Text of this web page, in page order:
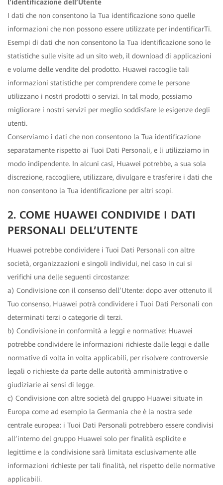
l’identificazione dell’Utente
I dati che non consentono la Tua identificazione sono quelle
informazioni che non possono essere utilizzate per indentificarTi.
Esempi di dati che non consentono la Tua identificazione sono le
statistiche sulle visite ad un sito web, il download di applicazioni
e volume delle vendite del prodotto. Huawei raccoglie tali
informazioni statistiche per comprendere come le persone
utilizzano i nostri prodotti o servizi. In tal modo, possiamo
migliorare i nostri servizi per meglio soddisfare le esigenze degli
utenti.
Conserviamo i dati che non consentono la Tua identificazione
separatamente rispetto ai Tuoi Dati Personali, e li utilizziamo in
modo indipendente. In alcuni casi, Huawei potrebbe, a sua sola
discrezione, raccogliere, utilizzare, divulgare e trasferire i dati che
non consentono la Tua identificazione per altri scopi.
2. COME HUAWEI CONDIVIDE I DATI
PERSONALI DELL’UTENTE
Huawei potrebbe condividere i Tuoi Dati Personali con altre
società, organizzazioni e singoli individui, nel caso in cui si
verifichi una delle seguenti circostanze:
a) Condivisione con il consenso dell’Utente: dopo aver ottenuto il
Tuo consenso, Huawei potrà condividere i Tuoi Dati Personali con
determinati terzi o categorie di terzi.
b) Condivisione in conformità a leggi e normative: Huawei
potrebbe condividere le informazioni richieste dalle leggi e dalle
normative di volta in volta applicabili, per risolvere controversie
legali o richieste da parte delle autorità amministrative o
giudiziarie ai sensi di legge.
c) Condivisione con altre società del gruppo Huawei situate in
Europa come ad esempio la Germania che è la nostra sede
centrale europea: i Tuoi Dati Personali potrebbero essere condivisi
all’interno del gruppo Huawei solo per finalità esplicite e
legittime e la condivisione sarà limitata esclusivamente alle
informazioni richieste per tali finalità, nel rispetto delle normative
applicabili.